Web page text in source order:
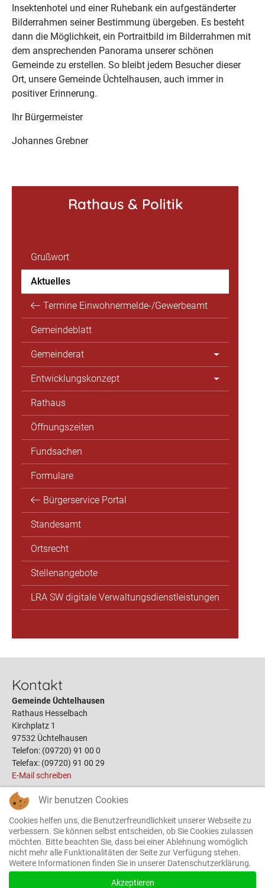
Insektenhotel und einer Ruhebank ein aufgeständerter
Bilderrahmen seiner Bestimmung übergeben. Es besteht
dann die Möglichkeit, ein Portraitbild im Bilderrahmen mit
dem ansprechenden Panorama unserer schönen
Gemeinde zu erstellen. So bleibt jedem Besucher dieser
Ort, unsere Gemeinde Üchtelhausen, auch immer in
positiver Erinnerung.
Ihr Bürgermeister
Johannes Grebner
Rathaus & Politik
Grußwort
Aktuelles
Termine Einwohnermelde-/Gewerbeamt
Gemeindeblatt
Gemeinderat
Entwicklungskonzept
Rathaus
Öffnungszeiten
Fundsachen
Formulare
Bürgerservice Portal
Standesamt
Ortsrecht
Stellenangebote
LRA SW digitale Verwaltungsdienstleistungen
Kontakt
Gemeinde Üchtelhausen
Rathaus Hesselbach
Kirchplatz 1
97532 Üchtelhausen
Telefon: (09720) 91 00 0
Telefax: (09720) 91 00 29
E-Mail schreiben
Links
Öffnungszeiten
Terminbuchung
Bauplätze
Gemeinderat
Wir benutzen Cookies
Cookies helfen uns, die Benutzerfreundlichkeit unserer Webseite zu
verbessern. Sie können selbst entscheiden, ob Sie Cookies zulassen
möchten. Bitte beachten Sie, dass bei einer Ablehnung womöglich
nicht mehr alle Funktionalitäten der Seite zur Verfügung stehen.
Weitere Informationen finden Sie in unserer Datenschutzerklärung.
Akzeptieren